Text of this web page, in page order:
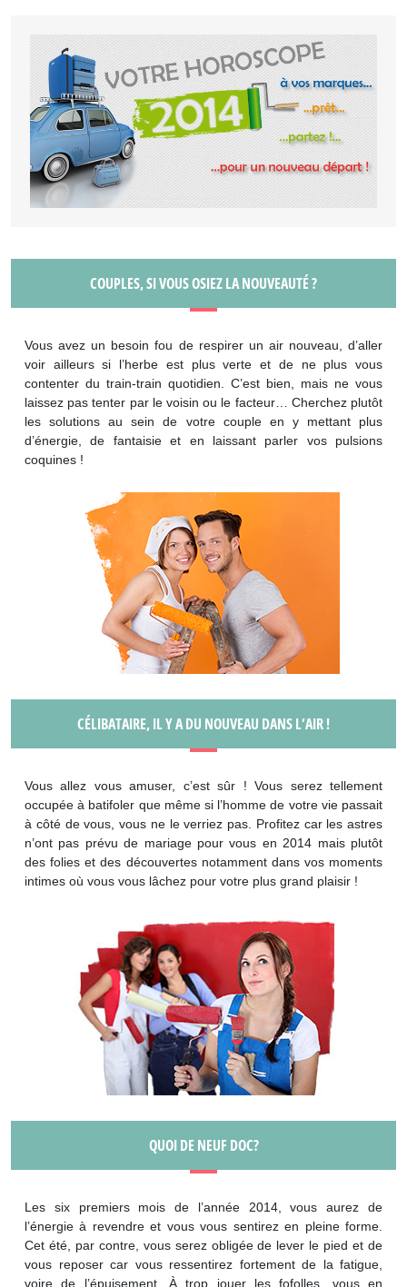
COUPLES, SI VOUS OSIEZ LA NOUVEAUTÉ ?
Vous avez un besoin fou de respirer un air nouveau, d’aller
voir ailleurs si l’herbe est plus verte et de ne plus vous
contenter du train-train quotidien. C’est bien, mais ne vous
laissez pas tenter par le voisin ou le facteur… Cherchez plutôt
les solutions au sein de votre couple en y mettant plus
d’énergie, de fantaisie et en laissant parler vos pulsions
coquines !
CÉLIBATAIRE, IL Y A DU NOUVEAU DANS L’AIR !
Vous allez vous amuser, c’est sûr ! Vous serez tellement
occupée à batifoler que même si l’homme de votre vie passait
à côté de vous, vous ne le verriez pas. Profitez car les astres
n’ont pas prévu de mariage pour vous en 2014 mais plutôt
des folies et des découvertes notamment dans vos moments
intimes où vous vous lâchez pour votre plus grand plaisir !
QUOI DE NEUF DOC?
Les six premiers mois de l’année 2014, vous aurez de
l’énergie à revendre et vous vous sentirez en pleine forme.
Cet été, par contre, vous serez obligée de lever le pied et de
vous reposer car vous ressentirez fortement de la fatigue,
voire de l’épuisement. À trop jouer les fofolles, vous en